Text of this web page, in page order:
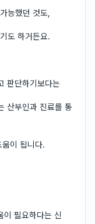
능했던 것도,
도 하거든요.
판단하기보다는
산부인과 진료를 통
이 됩니다.
이 필요하다는 신